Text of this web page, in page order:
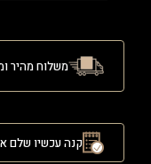
משלוח מהיר
קנה עכשיו שלם